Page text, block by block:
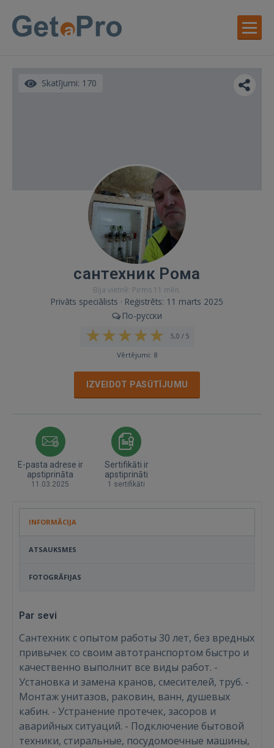
Skatījumi: 170
сантехник Рома
Bija vietnē: Pirms 11 mēn.
Privāts speciālists · Reģistrēts: 11 marts 2025
По-русски
5,0 / 5
Vērtējumi: 8
IZVEIDOT PASŪTĪJUMU
E-pasta adrese ir
apstiprināta
11.03.2025
Sertifikāti ir
apstiprināti
1 sertifikāti
INFORMĀCIJA
ATSAUKSMES
FOTOGRĀFIJAS
Par sevi
Сантехник с опытом работы 30 лет, без вредных
привычек со своим автотранспортом быстро и
качественно выполнит все виды работ. -
Установка и замена кранов, смесителей, труб. -
Монтаж унитазов, раковин, ванн, душевых
кабин. - Устранение протечек, засоров и
аварийных ситуаций. - Подключение бытовой
техники, стиральные, посудомоечные машины,